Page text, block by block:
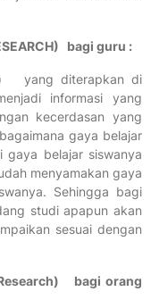
bagi guru :
yang diterapkan di
informasi yang
kecerdasan yang
gaya belajar
gaya belajar siswanya
menyamakan gaya
Sehingga bagi
studi apapun akan
sesuai dengan
bagi orang